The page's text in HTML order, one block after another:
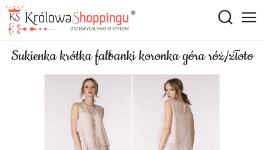
Sukienka krótka falbanki koronka góra róż/złoto